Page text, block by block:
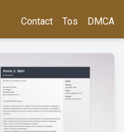
Contact Tos DMCA